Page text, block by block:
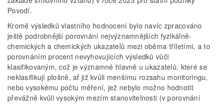
Povodí.
Kromě výsledků vlastního hodnocení bylo navíc zpracováno
ještě podrobnější porovnání nejvýznamnějších fyzikálně-
chemických a chemických ukazatelů mezi oběma tříletími, a to
porovnáním procent nevyhovujících výsledků vůči
klasifikovaným, což je významné hlavně u ukazatelů, které se
neklasifikují plošně, ať již kvůli menšímu rozsahu monitoringu,
nebo vysokému počtu měření, jež nebylo možno hodnotit
převážně kvůli vysokým mezím stanovitelnosti (v porovnání